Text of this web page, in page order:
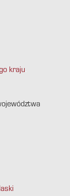
kraju